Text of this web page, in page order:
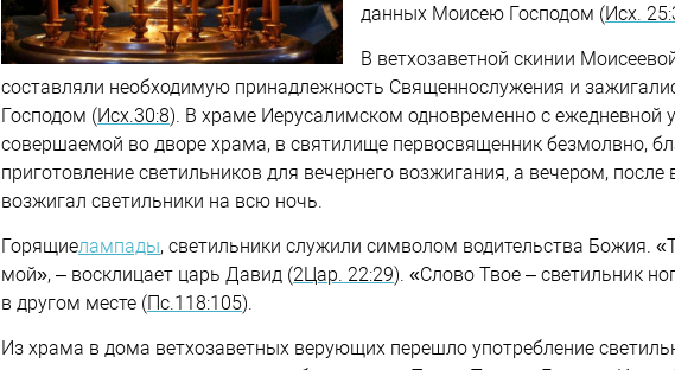
данных Моисею Господом (Исх.
В ветхозаветной скинии
составляли необходимую принадлежность Священнослужения и
Господом (Исх.30:8). В храме Иерусалимском одновременно с ежедневной
совершаемой во дворе храма, в святилище первосвященник безмолвно,
приготовление светильников для вечернего возжигания, а вечером,
возжигал светильники на всю ночь.
Горящиелампады, светильники служили символом водительства Божия.
мой», – восклицает царь Давид (2Цар. 22:29). «Слово Твое – светильник
в другом месте (Пс.118:105).
Из храма в дома ветхозаветных верующих перешло употребление